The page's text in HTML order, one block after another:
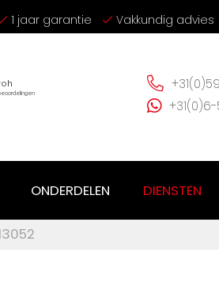
1 jaar garantie Vakkundig advies
ONDERDELEN DIENSTEN